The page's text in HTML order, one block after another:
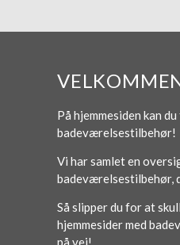
På hjemmesiden kan
badeværelsestilbehør!
Vi har samlet en
badeværelsestilbehør,
Så slipper du for at
hjemmesider med